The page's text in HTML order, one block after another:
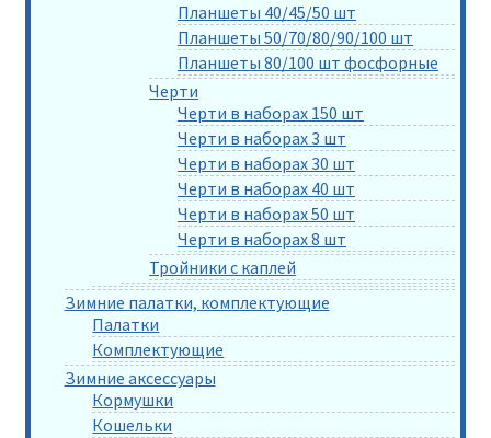
Планшеты 40/45/50 шт
Планшеты 50/70/80/90/100 шт
Планшеты 80/100 шт фосфорные
Черти
Черти в наборах 150 шт
Черти в наборах 3 шт
Черти в наборах 30 шт
Черти в наборах 40 шт
Черти в наборах 50 шт
Черти в наборах 8 шт
Тройники с каплей
Зимние палатки, комплектующие
Палатки
Комплектующие
Зимние аксессуары
Кормушки
Кошельки